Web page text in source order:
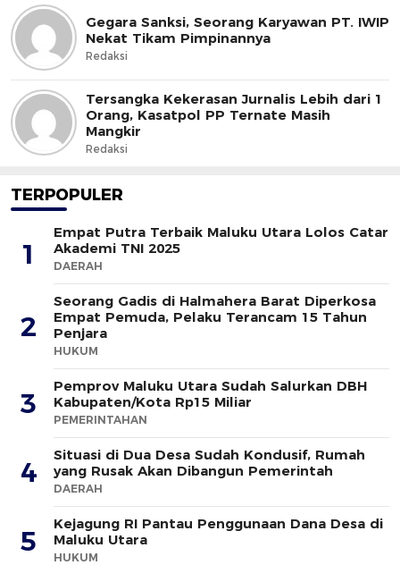
Gegara Sanksi, Seorang Karyawan PT. IWIP
Nekat Tikam Pimpinannya
Redaksi
Tersangka Kekerasan Jurnalis Lebih dari 1
Orang, Kasatpol PP Ternate Masih
Mangkir
Redaksi
TERPOPULER
1
Empat Putra Terbaik Maluku Utara Lolos Catar
Akademi TNI 2025
DAERAH
2
Seorang Gadis di Halmahera Barat Diperkosa
Empat Pemuda, Pelaku Terancam 15 Tahun
Penjara
HUKUM
3
Pemprov Maluku Utara Sudah Salurkan DBH
Kabupaten/Kota Rp15 Miliar
PEMERINTAHAN
4
Situasi di Dua Desa Sudah Kondusif, Rumah
yang Rusak Akan Dibangun Pemerintah
DAERAH
5
Kejagung RI Pantau Penggunaan Dana Desa di
Maluku Utara
HUKUM